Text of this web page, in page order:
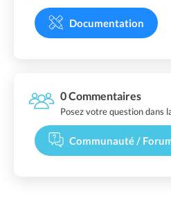
Documentation
0 Commentaires
Posez votre question dans
Communauté /